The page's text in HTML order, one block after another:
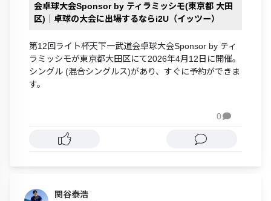
会卓球大会Sponsor by ティラミッシモ(東京都 大田
区)｜卓球の大会に出場するならi2U（イッツー）
第12回ライト杯天下一武道会卓球大会Sponsor by ティ
ラミッシモが東京都大田区にて2026年4月12日に開催。
シングル (混合シングルス)があり、すぐに予約ができま
す。
0
関谷泰浩